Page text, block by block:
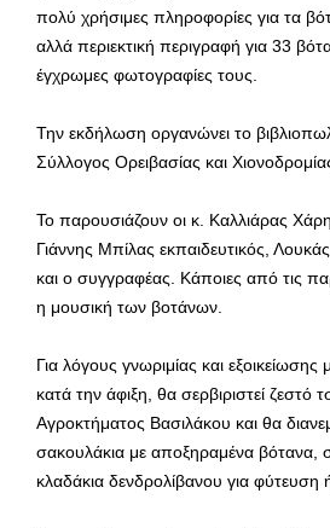
πολύ χρήσιμες πληροφορίες για τα
αλλά περιεκτική περιγραφή για 33
έγχρωμες φωτογραφίες τους.
Την εκδήλωση οργανώνει το
Σύλλογος Ορειβασίας και
Το παρουσιάζουν οι κ. Καλλιάρας
Γιάννης Μπίλας εκπαιδευτικός,
και ο συγγραφέας. Κάποιες από τις
η μουσική των βοτάνων.
Για λόγους γνωριμίας και
κατά την άφιξη, θα σερβιριστεί ζεστό
Αγροκτήματος Βασιλάκου και θα
σακουλάκια με αποξηραμένα βότανα,
κλαδάκια δενδρολίβανου για